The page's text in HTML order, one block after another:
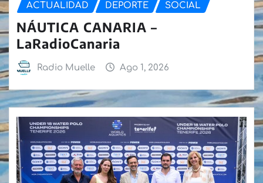
ACTUALIDAD DEPORTE SOCIAL
NÁUTICA CANARIA –
LaRadioCanaria
Radio Muelle Ago 1, 2026